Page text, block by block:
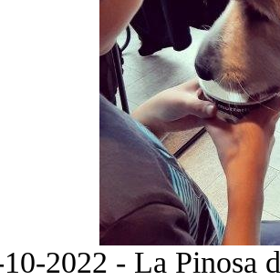
2022 - La Pinosa